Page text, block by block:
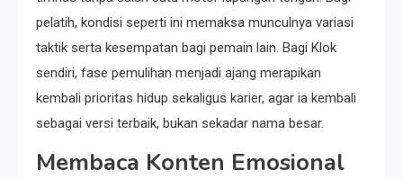
pelatih, kondisi seperti ini memaksa munculnya variasi
taktik serta kesempatan bagi pemain lain. Bagi Klok
sendiri, fase pemulihan menjadi ajang merapikan
kembali prioritas hidup sekaligus karier, agar ia kembali
sebagai versi terbaik, bukan sekadar nama besar.
Membaca Konten Emosional